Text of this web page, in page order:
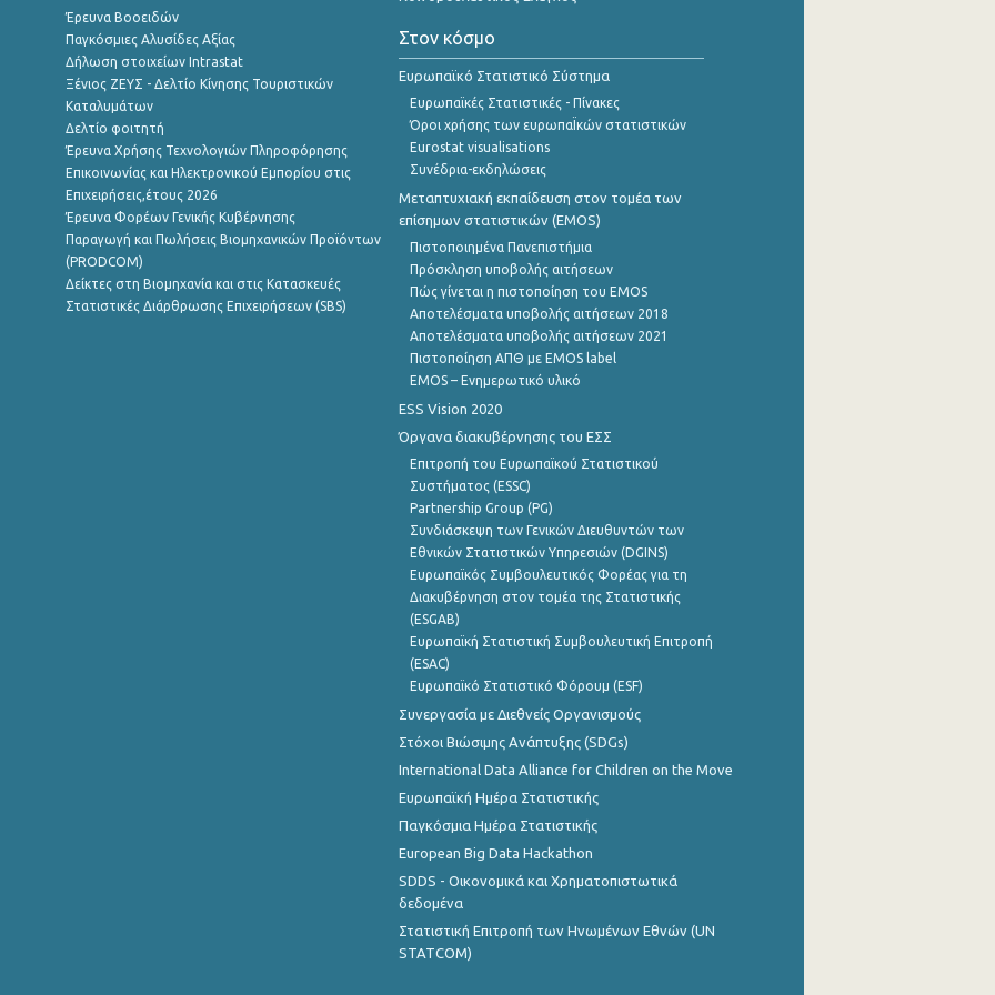
Έρευνα Βοοειδών
Παγκόσμιες Αλυσίδες Αξίας
Δήλωση στοιχείων Intrastat
Ξένιος ΖΕΥΣ - Δελτίο Κίνησης Τουριστικών
Καταλυμάτων
Δελτίο φοιτητή
Έρευνα Χρήσης Τεχνολογιών Πληροφόρησης
Επικοινωνίας και Ηλεκτρονικού Εμπορίου στις
Επιχειρήσεις,έτους 2026
Έρευνα Φορέων Γενικής Κυβέρνησης
Παραγωγή και Πωλήσεις Βιομηχανικών Προϊόντων
(PRODCOM)
Δείκτες στη Βιομηχανία και στις Κατασκευές
Στατιστικές Διάρθρωσης Επιχειρήσεων (SBS)
Στον κόσμο
Ευρωπαϊκό Στατιστικό Σύστημα
Ευρωπαϊκές Στατιστικές - Πίνακες
Όροι χρήσης των ευρωπαΪκών στατιστικών
Eurostat visualisations
Συνέδρια-εκδηλώσεις
Μεταπτυχιακή εκπαίδευση στον τομέα των
επίσημων στατιστικών (EMOS)
Πιστοποιημένα Πανεπιστήμια
Πρόσκληση υποβολής αιτήσεων
Πώς γίνεται η πιστοποίηση του EMOS
Αποτελέσματα υποβολής αιτήσεων 2018
Αποτελέσματα υποβολής αιτήσεων 2021
Πιστοποίηση ΑΠΘ με EMOS label
EMOS – Ενημερωτικό υλικό
ESS Vision 2020
Όργανα διακυβέρνησης του ΕΣΣ
Επιτροπή του Ευρωπαϊκού Στατιστικού
Συστήματος (ESSC)
Partnership Group (PG)
Συνδιάσκεψη των Γενικών Διευθυντών των
Εθνικών Στατιστικών Υπηρεσιών (DGINS)
Ευρωπαϊκός Συμβουλευτικός Φορέας για τη
Διακυβέρνηση στον τομέα της Στατιστικής
(ESGAB)
Ευρωπαϊκή Στατιστική Συμβουλευτική Επιτροπή
(ESAC)
Ευρωπαϊκό Στατιστικό Φόρουμ (ESF)
Συνεργασία με Διεθνείς Οργανισμούς
Στόχοι Βιώσιμης Ανάπτυξης (SDGs)
International Data Alliance for Children on the Move
Ευρωπαϊκή Ημέρα Στατιστικής
Παγκόσμια Ημέρα Στατιστικής
European Big Data Hackathon
SDDS - Οικονομικά και Χρηματοπιστωτικά
δεδομένα
Στατιστική Επιτροπή των Ηνωμένων Εθνών (UN
STATCOM)